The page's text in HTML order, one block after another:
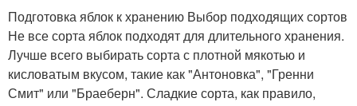
Подготовка яблок к хранению Выбор подходящих сортов
Не все сорта яблок подходят для длительного хранения.
Лучше всего выбирать сорта с плотной мякотью и
кисловатым вкусом, такие как "Антоновка", "Гренни
Смит" или "Браеберн". Сладкие сорта, как правило,